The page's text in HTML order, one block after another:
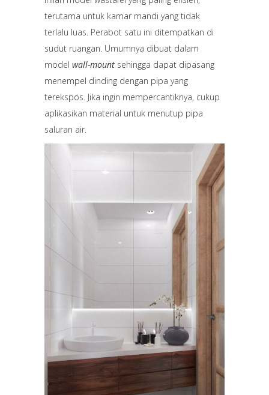
terutama untuk kamar mandi yang tidak
terlalu luas. Perabot satu ini ditempatkan di
sudut ruangan. Umumnya dibuat dalam
model wall-mount sehingga dapat dipasang
menempel dinding dengan pipa yang
terekspos. Jika ingin mempercantiknya, cukup
aplikasikan material untuk menutup pipa
saluran air.